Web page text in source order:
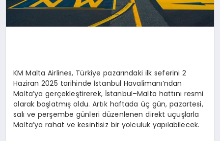
KM Malta Airlines, Türkiye pazarındaki ilk seferini 2
Haziran 2025 tarihinde İstanbul Havalimanı’ndan
Malta’ya gerçekleştirerek, İstanbul–Malta hattını resmi
olarak başlatmış oldu. Artık haftada üç gün, pazartesi,
salı ve perşembe günleri düzenlenen direkt uçuşlarla
Malta’ya rahat ve kesintisiz bir yolculuk yapılabilecek.